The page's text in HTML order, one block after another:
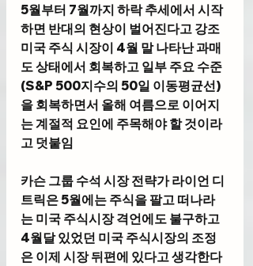
5월부터 7월까지 하락 추세에서 시작
하면 반대의 현상이 벌어진다고 강조
미국 주식 시장이 4월 말 나타난 과매
도 상태에서 회복하고 일부 주요 수준
(S&P 500지수의 50일 이동평균선)
을 회복하면서 올해 여름으로 이어지
는 계절적 요인에 주목해야 할 것이라
고 덧붙임
카슨 그룹 수석 시장 전략가 라이언 디
트릭은 5월에는 주식을 팔고 떠나라
는 미국 주식시장 격언에도 불구하고
4월달 있었던 미국 주식시장의 조정
은 이제 시장 뒤편에 있다고 생각한다